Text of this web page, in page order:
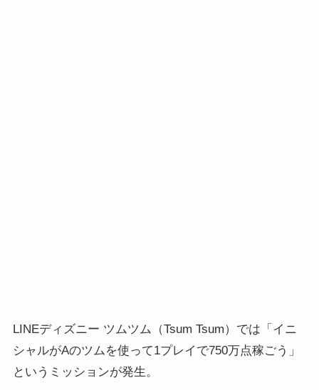
LINEディズニー ツムツム（Tsum Tsum）では「イニ
シャルがAのツムを使って1プレイで750万点稼ごう」
というミッションが発生。